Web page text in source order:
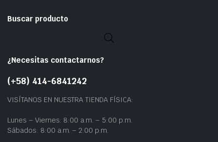
Buscar producto
¿Necesitas contactarnos?
(+58) 414-6841242
VISÍTANOS EN NUESTRA TIENDA FÍSICA:
Lunes – Viernes: 8:00 a.m. – 5:00 p.m.
Sábados: 8:00 a.m. – 2:00 p.m.